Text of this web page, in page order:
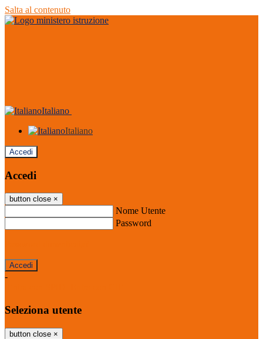
Salta al contenuto
Italiano
Italiano
Accedi
Accedi
button close ×
Nome Utente
Password
-
Seleziona utente
button close ×